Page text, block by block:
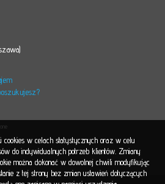
cookies w celach statystycznych oraz w celu
do indywidualnych potrzeb klientów. Zmiany
można dokonać w dowolnej chwili modyfikując
z tej strony bez zmian ustawień dotyczących